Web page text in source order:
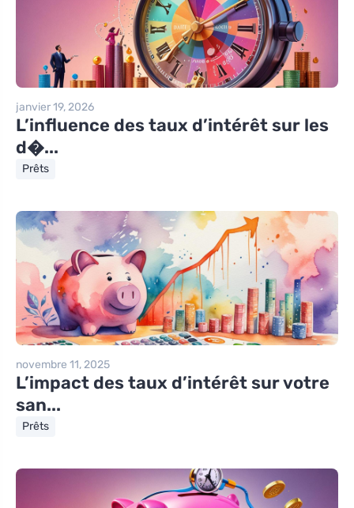
janvier 19, 2026
L’influence des taux d’intérêt sur les
d�...
Prêts
novembre 11, 2025
L’impact des taux d’intérêt sur votre
san...
Prêts